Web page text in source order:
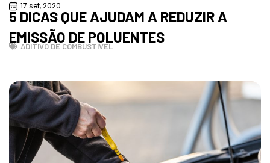
17 set, 2020
5 DICAS QUE AJUDAM A REDUZIR A
EMISSÃO DE POLUENTES
ADITIVO DE COMBUSTÍVEL